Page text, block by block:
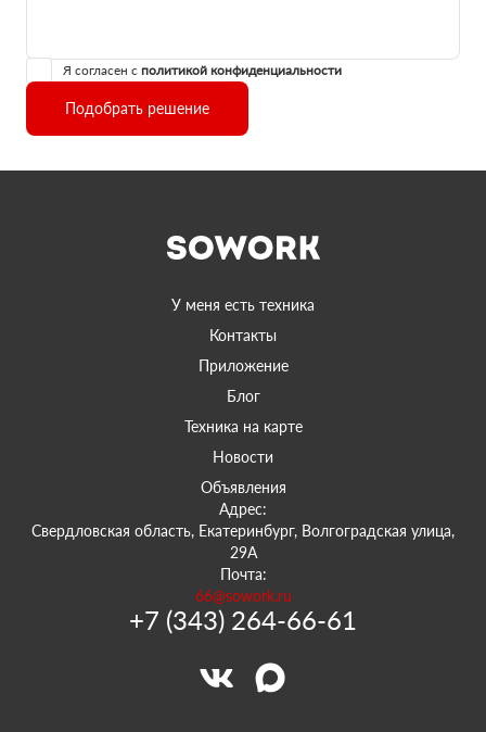
Я согласен с политикой конфиденциальности
Подобрать решение
У меня есть техника
Контакты
Приложение
Блог
Техника на карте
Новости
Объявления
Адрес:
Свердловская область, Екатеринбург, Волгоградская улица,
29А
Почта:
66@sowork.ru
+7 (343) 264-66-61